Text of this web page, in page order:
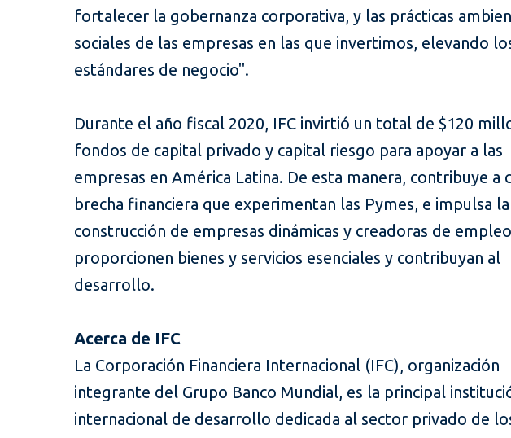
fortalecer la gobernanza corporativa, y las prácticas
sociales de las empresas en las que invertimos, elevando
estándares de negocio".
Durante el año fiscal 2020, IFC invirtió un total de $120
fondos de capital privado y capital riesgo para apoyar a las
empresas en América Latina. De esta manera, contribuye a
brecha financiera que experimentan las Pymes, e impulsa la
construcción de empresas dinámicas y creadoras de
proporcionen bienes y servicios esenciales y contribuyan al
desarrollo.
Acerca de IFC
La Corporación Financiera Internacional (IFC), organización
integrante del Grupo Banco Mundial, es la principal
internacional de desarrollo dedicada al sector privado de